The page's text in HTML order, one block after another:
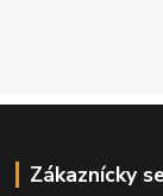
Zákaznícky